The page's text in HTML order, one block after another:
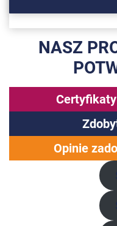
NASZ
Opinie